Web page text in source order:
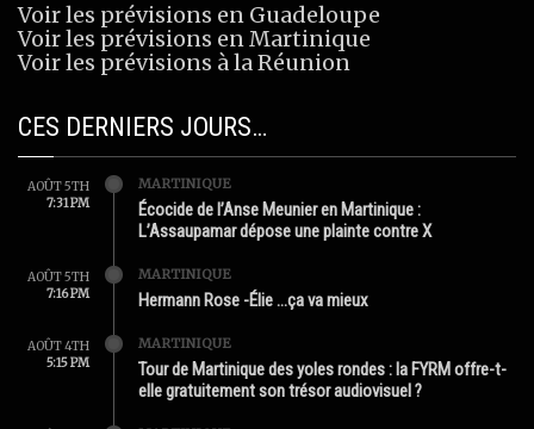
Voir les prévisions en Guadeloupe
Voir les prévisions en Martinique
Voir les prévisions à la Réunion
CES DERNIERS JOURS…
AOÛT 5TH
7:31 PM
MARTINIQUE
Écocide de l’Anse Meunier en Martinique :
L’Assaupamar dépose une plainte contre X
AOÛT 5TH
7:16 PM
MARTINIQUE
Hermann Rose -Élie …ça va mieux
AOÛT 4TH
5:15 PM
MARTINIQUE
Tour de Martinique des yoles rondes : la FYRM offre-t-
elle gratuitement son trésor audiovisuel ?